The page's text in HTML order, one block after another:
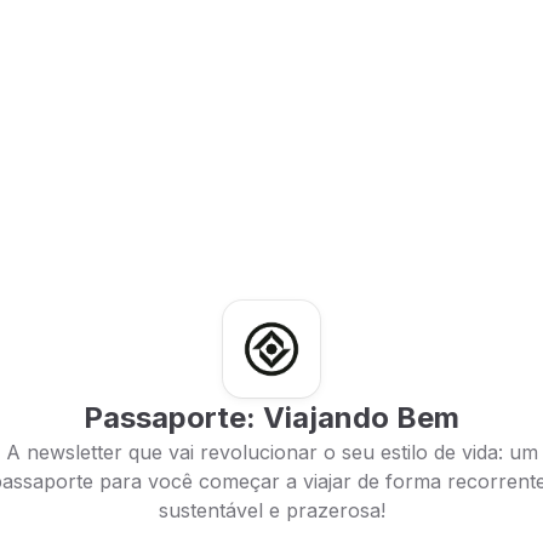
Passaporte: Viajando Bem
A newsletter que vai revolucionar o seu estilo de vida: um
para você começar a viajar de forma
sustentável e prazerosa!